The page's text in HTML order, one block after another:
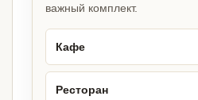
важный комплект.
Кафе
Ресторан